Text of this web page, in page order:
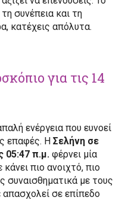
συνέπεια και τη
κατέχεις απόλυτα.
για τις 14
ενέργεια που ευνοεί
επαφές. Η Σελήνη σε
05:47 π.μ. φέρνει μία
πιο ανοιχτό, πιο
συναισθηματικά με τους
σε επίπεδο